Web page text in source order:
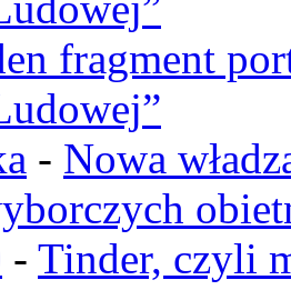
fragment
- Nowa
- Tinder, czyli